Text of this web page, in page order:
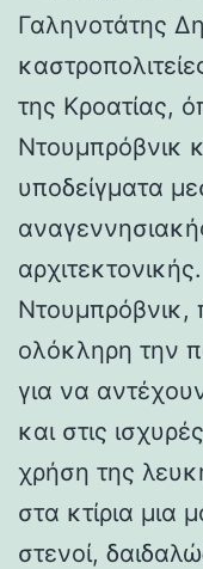
Γαληνοτάτης
της Κροατίας,
Ντουμπρόβνικ
υποδείγματα
Ντουμπρόβνικ,
ολόκληρη την
για να
και στις
χρήση της
στα κτίρια μια
στενοί,